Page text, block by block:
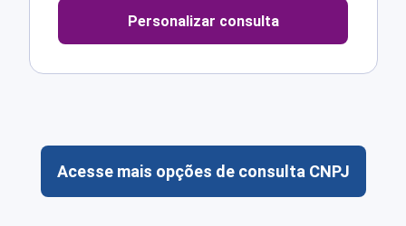
Personalizar consulta
Acesse mais opções de consulta CNPJ